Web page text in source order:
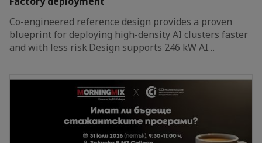
Co-engineered reference design provides a proven
blueprint for deploying high-density AI clusters faster
and with less risk.Design supports 246 kW AI…